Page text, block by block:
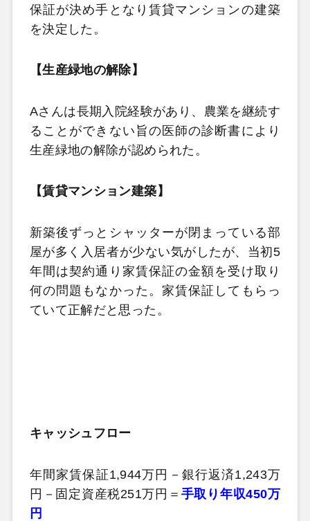
保証が決め手となり賃貸マンションの建築
を決定した。
【生産緑地の解除】
Aさんは長期入院経験があり、農業を継続す
ることができない旨の医師の診断書により
生産緑地の解除が認められた。
【賃貸マンション建築】
新築後ずっとシャッターが閉まっている部
屋が多く入居者が少ない気がしたが、当初5
年間は契約通り家賃保証の金額を受け取り
何の問題もなかった。家賃保証してもらっ
ていて正解だと思った。
キャッシュフロー
年間家賃保証1,944万円－銀行返済1,243万
円－固定資産税251万円＝ 手取り年収450万
円